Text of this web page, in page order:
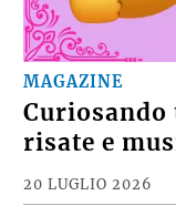
MAGAZINE
risate e
20 LUGLIO 2026